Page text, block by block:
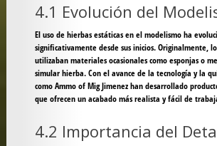
4.1 Evolución del
El uso de hierbas estáticas en el modelismo ha
significativamente desde sus inicios. Originalmente,
utilizaban materiales ocasionales como esponjas o
simular hierba. Con el avance de la tecnología y la
comoAmmo of Mig Jimenezhan desarrollado
que ofrecen un acabado más realista y fácil de
4.2 Importancia del